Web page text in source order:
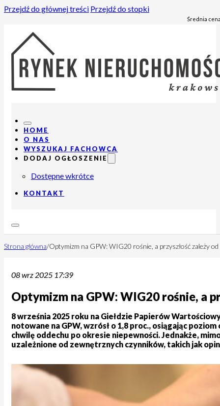
Przejdź do głównej treści Przejdź do stopki
Średnia
HOME
O NAS
WYSZUKAJ FACHOWCA
DODAJ OGŁOSZENIE
Dostępne wkrótce
KONTAKT
Strona główna/Optymizm na GPW: WIG20 rośnie, a przyszłość zależy
08 wrz 2025 17:39
Optymizm na GPW: WIG20 rośnie, a
8 września 2025 roku na Giełdzie Papierów
notowane na GPW, wzrósł o 1,8 proc., osiągając
chwilę oddechu po okresie niepewności. Jednakże,
uzależnione od zewnętrznych czynników, takich jak